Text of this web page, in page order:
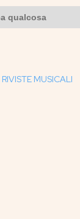
RIVISTE MUSICALI